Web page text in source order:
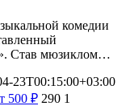
комедии
Став мюзиклом…
23T00:15:00+03:00
500 ₽ 290 1